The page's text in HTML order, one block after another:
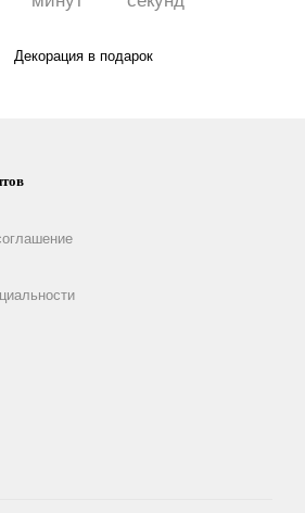
Декорация в подарок